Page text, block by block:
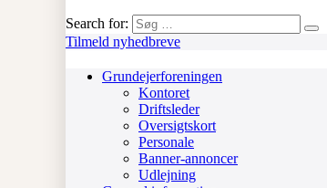
Search for:
Tilmeld nyhedbreve
Grundejerforeningen
Kontoret
Driftsleder
Oversigtskort
Personale
Banner-annoncer
Udlejning